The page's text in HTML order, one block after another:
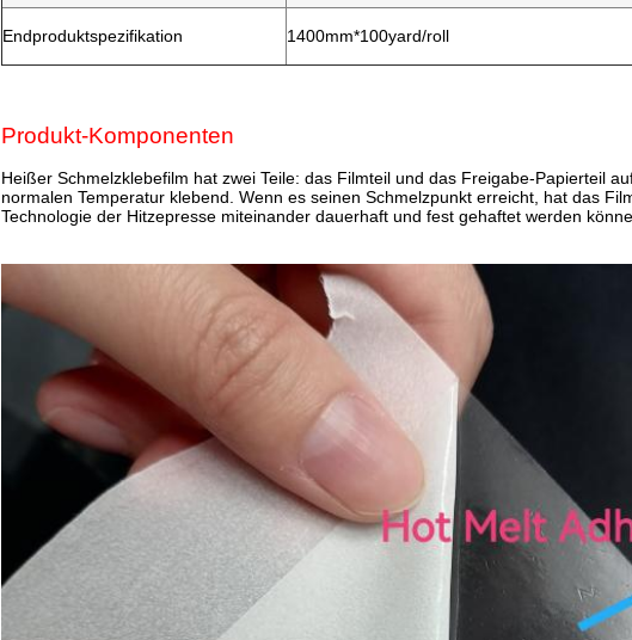
Endproduktspezifikation 1400mm*100yard/roll
Produkt-Komponenten
Heißer Schmelzklebefilm hat zwei Teile: das Filmteil und das Freigabe-Papierteil
normalen Temperatur klebend. Wenn es seinen Schmelzpunkt erreicht, hat das
Technologie der Hitzepresse miteinander dauerhaft und fest gehaftet werden